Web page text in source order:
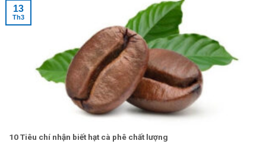
10 Tiêu chí nhận biết hạt cà phê chất lượng
13
Th3